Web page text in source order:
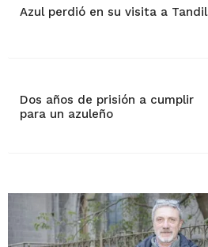
Azul perdió en su visita a Tandil
Dos años de prisión a cumplir
para un azuleño